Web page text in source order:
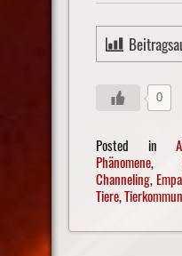
0
Posted in
Phänomene
Channeling,
Tiere,